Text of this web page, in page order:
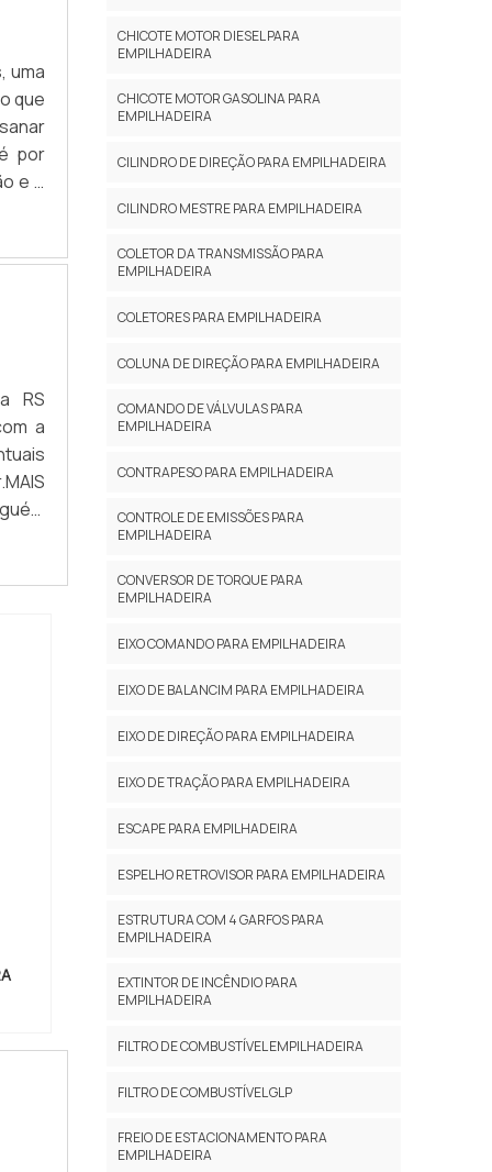
ser
com
se
alta
de
de
uma
que
por
e o
no
RS
com
de
e
e
da
de
E
de
de
RS
RS
a
a
no
dos
de
de
e
CHICOTE MOTOR DIESEL PARA
EMPILHADEIRA
CHICOTE MOTOR GASOLINA PARA
EMPILHADEIRA
CILINDRO DE DIREÇÃO PARA EMPILHADEIRA
CILINDRO MESTRE PARA EMPILHADEIRA
COLETOR DA TRANSMISSÃO PARA
EMPILHADEIRA
COLETORES PARA EMPILHADEIRA
COLUNA DE DIREÇÃO PARA EMPILHADEIRA
COMANDO DE VÁLVULAS PARA
EMPILHADEIRA
CONTRAPESO PARA EMPILHADEIRA
CONTROLE DE EMISSÕES PARA
EMPILHADEIRA
CONVERSOR DE TORQUE PARA
EMPILHADEIRA
EIXO COMANDO PARA EMPILHADEIRA
EIXO DE BALANCIM PARA EMPILHADEIRA
EIXO DE DIREÇÃO PARA EMPILHADEIRA
EIXO DE TRAÇÃO PARA EMPILHADEIRA
ESCAPE PARA EMPILHADEIRA
ESPELHO RETROVISOR PARA EMPILHADEIRA
ESTRUTURA COM 4 GARFOS PARA
EMPILHADEIRA
EXTINTOR DE INCÊNDIO PARA
EMPILHADEIRA
FILTRO DE COMBUSTÍVEL EMPILHADEIRA
FILTRO DE COMBUSTÍVEL GLP
FREIO DE ESTACIONAMENTO PARA
EMPILHADEIRA